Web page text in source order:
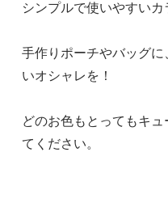
シンプルで使いやすいカ
手作りポーチやバッグ
いオシャレを！
どのお色もとってもキ
てください。